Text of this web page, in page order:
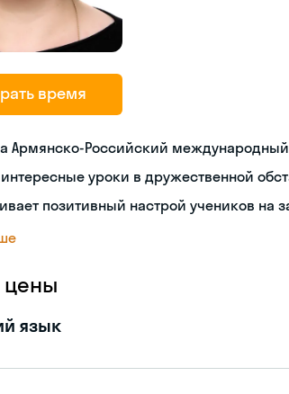
время
Армянско-Российский
уроки в дружественной
позитивный настрой учеников на
цены
язык